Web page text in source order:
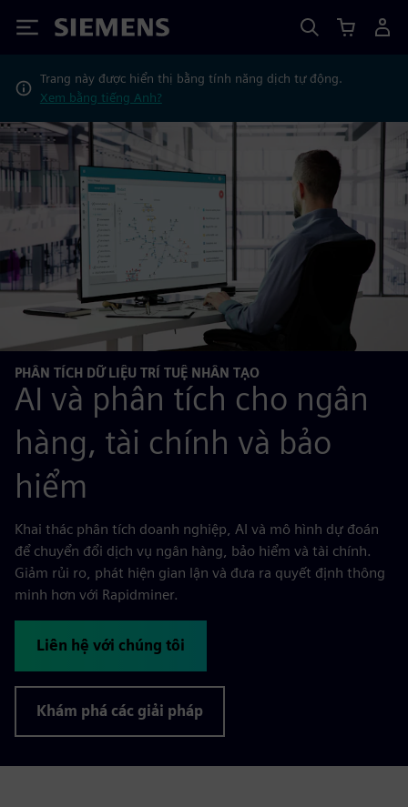
Siemens
Trang này được hiển thị bằng tính năng dịch tự động.
Xem bằng tiếng Anh?
PHÂN TÍCH DỮ LIỆU TRÍ TUỆ NHÂN TẠO
AI và phân tích cho ngân
hàng, tài chính và bảo
hiểm
Khai thác phân tích doanh nghiệp, AI và mô hình dự đoán
để chuyển đổi dịch vụ ngân hàng, bảo hiểm và tài chính.
Giảm rủi ro, phát hiện gian lận và đưa ra quyết định thông
minh hơn với Rapidminer.
Liên hệ với chúng tôi
Khám phá các giải pháp